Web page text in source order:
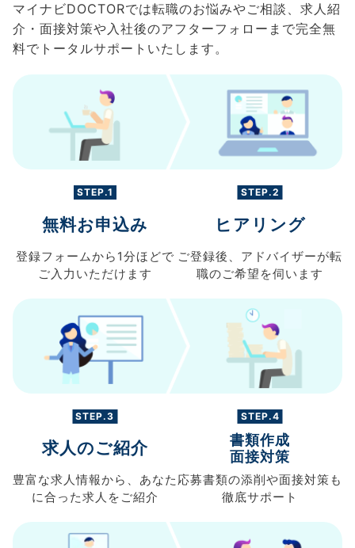
マイナビDOCTORでは転職のお悩みやご相談、求人紹
介・面接対策や入社後のアフターフォローまで完全無
料でトータルサポートいたします。
STEP.1
無料お申込み
登録フォームから 1分ほどで
ご入力 いただけます
STEP.2
ヒアリング
ご登録後、 アドバイザーが転
職のご希望を伺います
STEP.3
求人のご紹介
豊富な求人情報から、 あなた
に合った求人を ご紹介
STEP.4
書類作成
面接対策
応募書類の添削や面接対策も
徹底サポート